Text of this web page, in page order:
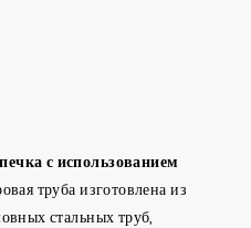
с использованием
труба изготовлена из
стальных труб,